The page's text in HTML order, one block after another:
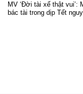
MV ‘Đời tài xế thật vui’:
bác tài trong dịp Tết